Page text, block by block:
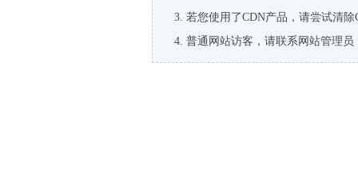
若您使用了CDN产品，请尝试清除
普通网站访客，请联系网站管理员